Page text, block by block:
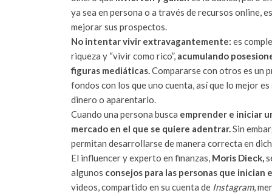
ya sea en persona o a través de recursos online,
mejorar sus prospectos.
No intentar vivir extravagantemente: es
riqueza y “vivir como rico”, acumulando
figuras mediáticas.Compararse con otros es un
fondos con los que uno cuenta, así que lo mejor
dinero o aparentarlo.
Cuando una persona busca emprender e iniciar
mercado en el que se quiere adentrar.Sin
permitan desarrollarse de manera correcta en
El influencer y experto en finanzas, Moris Dieck,
algunos consejos para las personas que inician
videos, compartido en su cuenta de Instagram,